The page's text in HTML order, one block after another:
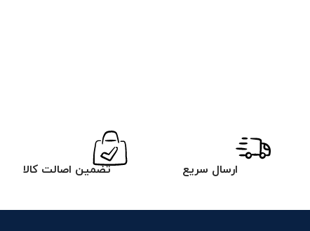
ارسال سریع تضمین اصالت کالا